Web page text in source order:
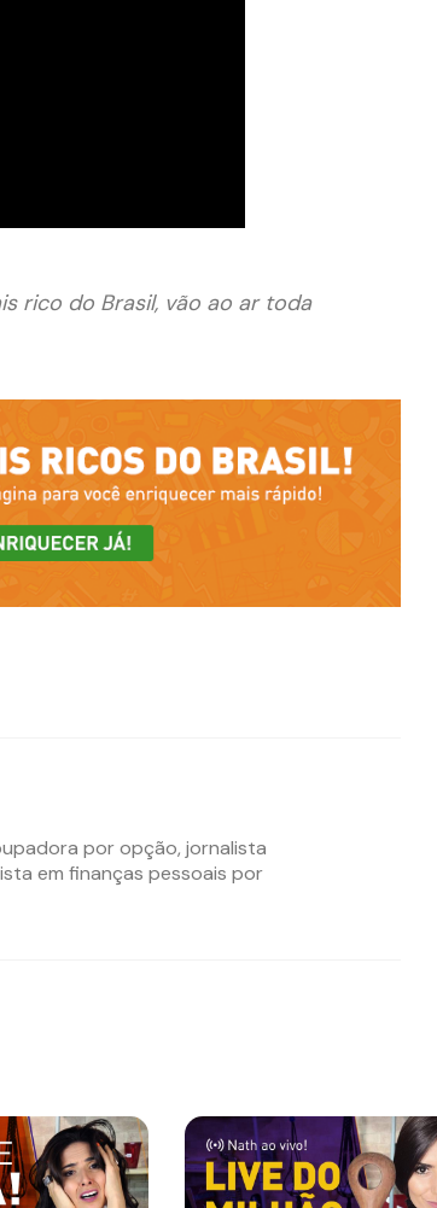
rico do Brasil, vão ao ar toda
por opção, jornalista
em finanças pessoais por